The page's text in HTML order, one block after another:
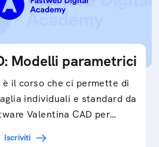
Modelli parametrici
il corso che ci permette di
individuali e standard da
Valentina CAD per…
Iscriviti